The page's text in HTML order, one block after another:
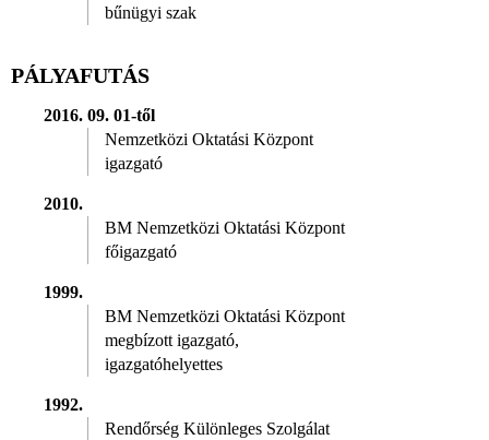
bűnügyi szak
PÁLYAFUTÁS
2016. 09. 01-től
Nemzetközi Oktatási Központ
igazgató
2010.
BM Nemzetközi Oktatási Központ
főigazgató
1999.
BM Nemzetközi Oktatási Központ
megbízott igazgató,
igazgatóhelyettes
1992.
Rendőrség Különleges Szolgálat